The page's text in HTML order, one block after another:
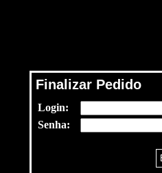
Finalizar Pedido
Login:
Senha: